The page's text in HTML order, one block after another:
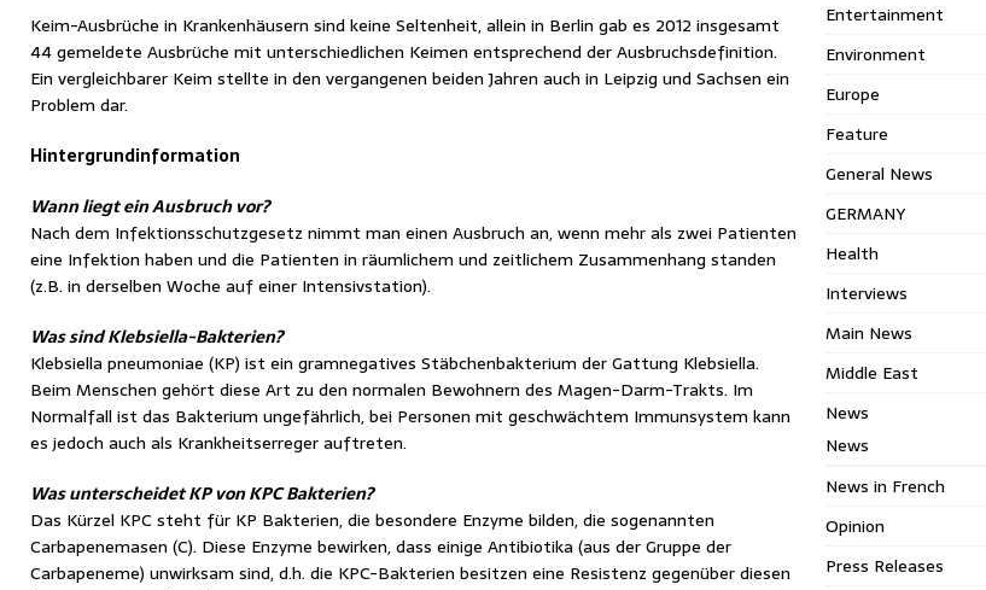
Keim-Ausbrüche in Krankenhäusern sind keine Seltenheit, allein in Berlin gab es 2012 insgesamt
44 gemeldete Ausbrüche mit unterschiedlichen Keimen entsprechend der Ausbruchsdefinition.
Ein vergleichbarer Keim stellte in den vergangenen beiden Jahren auch in Leipzig und Sachsen ein
Problem dar.
Hintergrundinformation
Wann liegt ein Ausbruch vor?
Nach dem Infektionsschutzgesetz nimmt man einen Ausbruch an, wenn mehr als zwei Patienten
eine Infektion haben und die Patienten in räumlichem und zeitlichem Zusammenhang standen
(z.B. in derselben Woche auf einer Intensivstation).
Was sind Klebsiella-Bakterien?
Klebsiella pneumoniae (KP) ist ein gramnegatives Stäbchenbakterium der Gattung Klebsiella.
Beim Menschen gehört diese Art zu den normalen Bewohnern des Magen-Darm-Trakts. Im
Normalfall ist das Bakterium ungefährlich, bei Personen mit geschwächtem Immunsystem kann
es jedoch auch als Krankheitserreger auftreten.
Was unterscheidet KP von KPC Bakterien?
Das Kürzel KPC steht für KP Bakterien, die besondere Enzyme bilden, die sogenannten
Carbapenemasen (C). Diese Enzyme bewirken, dass einige Antibiotika (aus der Gruppe der
Carbapeneme) unwirksam sind, d.h. die KPC-Bakterien besitzen eine Resistenz gegenüber diesen
Entertainment
Environment
Europe
Feature
General News
GERMANY
Health
Interviews
Main News
Middle East
News
News
News in French
Opinion
Press Releases